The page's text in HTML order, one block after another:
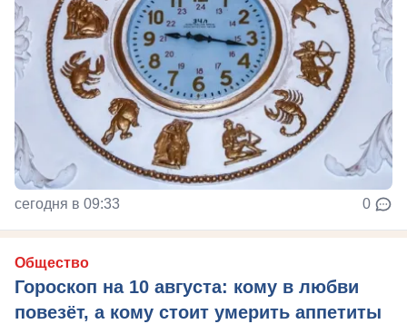
сегодня в 09:33 0
Общество
Гороскоп на 10 августа: кому в любви
повезёт, а кому стоит умерить аппетиты